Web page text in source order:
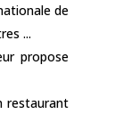
de
...
propose
restaurant